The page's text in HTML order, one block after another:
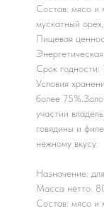
Состав: мясо и
мускатный
Пищевая
Срок годности:
Условия
более
участии
говядины и
нежному вкусу.
Назначение:
Масса нетто:
Состав: мясо и